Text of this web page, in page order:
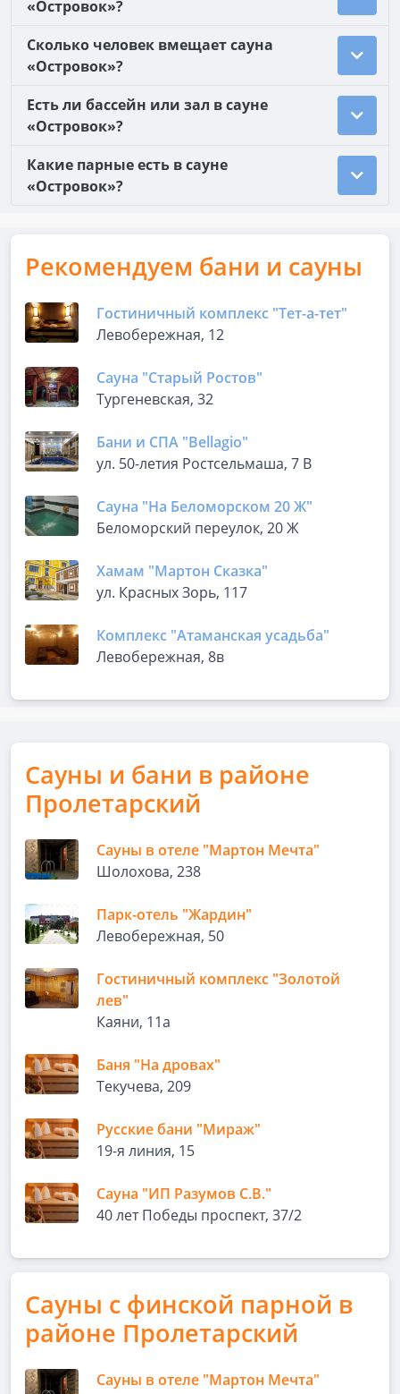
«Островок»?
Сколько человек вмещает сауна
«Островок»?
Есть ли бассейн или зал в сауне
«Островок»?
Какие парные есть в сауне
«Островок»?
Рекомендуем бани и сауны
Гостиничный комплекс "Тет-а-тет"
Левобережная, 12
Сауна "Старый Ростов"
Тургеневская, 32
Бани и СПА "Bellagio"
ул. 50-летия Ростсельмаша, 7 В
Сауна "На Беломорском 20 Ж"
Беломорский переулок, 20 Ж
Хамам "Мартон Сказка"
ул. Красных Зорь, 117
Комплекс "Атаманская усадьба"
Левобережная, 8в
Сауны и бани в районе
Пролетарский
Сауны в отеле "Мартон Мечта"
Шолохова, 238
Парк-отель "Жардин"
Левобережная, 50
Гостиничный комплекс "Золотой
лев"
Каяни, 11а
Баня "На дровах"
Текучева, 209
Русские бани "Мираж"
19-я линия, 15
Сауна "ИП Разумов С.В."
40 лет Победы проспект, 37/2
Сауны с финской парной в
районе Пролетарский
Сауны в отеле "Мартон Мечта"